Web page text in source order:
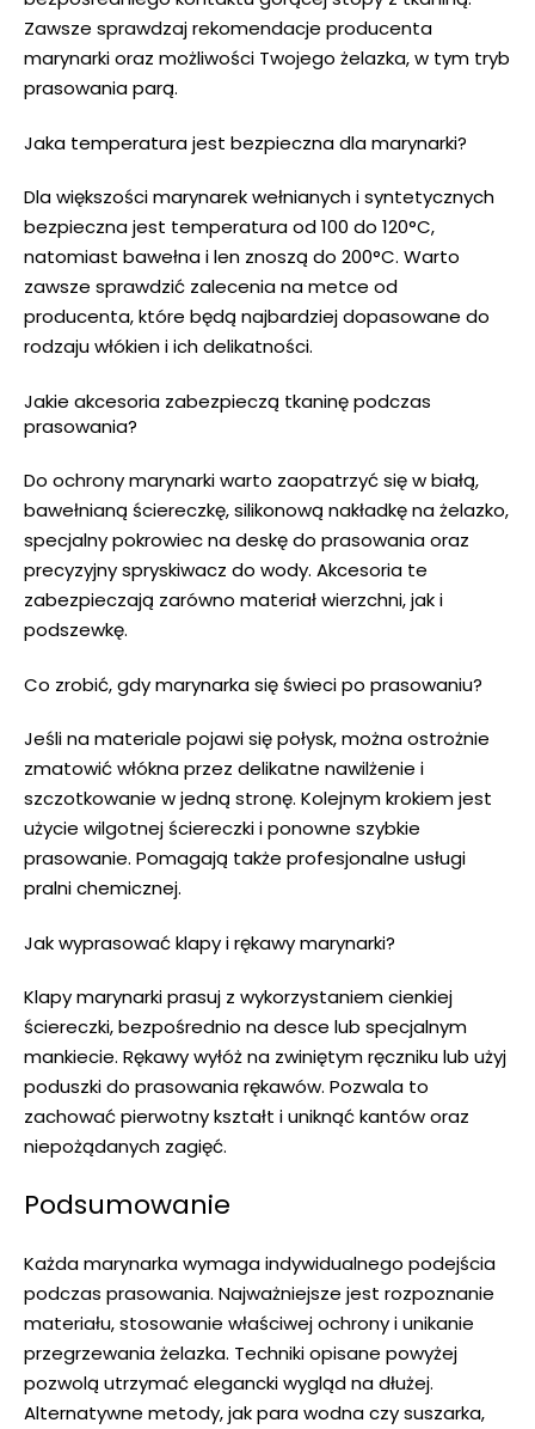
Zawsze sprawdzaj rekomendacje producenta
marynarki oraz możliwości Twojego żelazka, w tym tryb
prasowania parą.
Jaka temperatura jest bezpieczna dla marynarki?
Dla większości marynarek wełnianych i syntetycznych
bezpieczna jest temperatura od 100 do 120°C,
natomiast bawełna i len znoszą do 200°C. Warto
zawsze sprawdzić zalecenia na metce od
producenta, które będą najbardziej dopasowane do
rodzaju włókien i ich delikatności.
Jakie akcesoria zabezpieczą tkaninę podczas
prasowania?
Do ochrony marynarki warto zaopatrzyć się w białą,
bawełnianą ściereczkę, silikonową nakładkę na żelazko,
specjalny pokrowiec na deskę do prasowania oraz
precyzyjny spryskiwacz do wody. Akcesoria te
zabezpieczają zarówno materiał wierzchni, jak i
podszewkę.
Co zrobić, gdy marynarka się świeci po prasowaniu?
Jeśli na materiale pojawi się połysk, można ostrożnie
zmatowić włókna przez delikatne nawilżenie i
szczotkowanie w jedną stronę. Kolejnym krokiem jest
użycie wilgotnej ściereczki i ponowne szybkie
prasowanie. Pomagają także profesjonalne usługi
pralni chemicznej.
Jak wyprasować klapy i rękawy marynarki?
Klapy marynarki prasuj z wykorzystaniem cienkiej
ściereczki, bezpośrednio na desce lub specjalnym
mankiecie. Rękawy wyłóż na zwiniętym ręczniku lub użyj
poduszki do prasowania rękawów. Pozwala to
zachować pierwotny kształt i uniknąć kantów oraz
niepożądanych zagięć.
Podsumowanie
Każda marynarka wymaga indywidualnego podejścia
podczas prasowania. Najważniejsze jest rozpoznanie
materiału, stosowanie właściwej ochrony i unikanie
przegrzewania żelazka. Techniki opisane powyżej
pozwolą utrzymać elegancki wygląd na dłużej.
Alternatywne metody, jak para wodna czy suszarka,